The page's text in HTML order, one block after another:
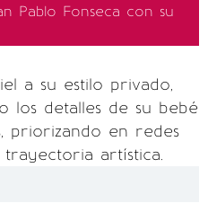
Pablo Fonseca con su
a su estilo privado,
los detalles de su bebé
priorizando en redes
trayectoria artística.